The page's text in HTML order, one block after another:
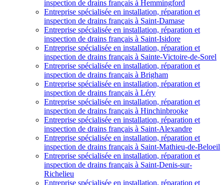
inspection de drains français à Hemmingford
Entreprise spécialisée en installation, réparation et
inspection de drains français à Saint-Damase
Entreprise spécialisée en installation, réparation et
inspection de drains français à Saint-Isidore
Entreprise spécialisée en installation, réparation et
inspection de drains français à Sainte-Victoire-de-Sorel
Entreprise spécialisée en installation, réparation et
inspection de drains français à Brigham
Entreprise spécialisée en installation, réparation et
inspection de drains français à Léry
Entreprise spécialisée en installation, réparation et
inspection de drains français à Hinchinbrooke
Entreprise spécialisée en installation, réparation et
inspection de drains français à Saint-Alexandre
Entreprise spécialisée en installation, réparation et
inspection de drains français à Saint-Mathieu-de-Beloeil
Entreprise spécialisée en installation, réparation et
inspection de drains français à Saint-Denis-sur-
Richelieu
Entreprise spécialisée en installation, réparation et